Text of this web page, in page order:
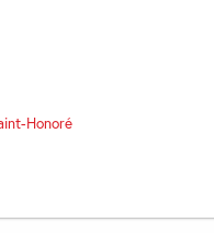
Honoré